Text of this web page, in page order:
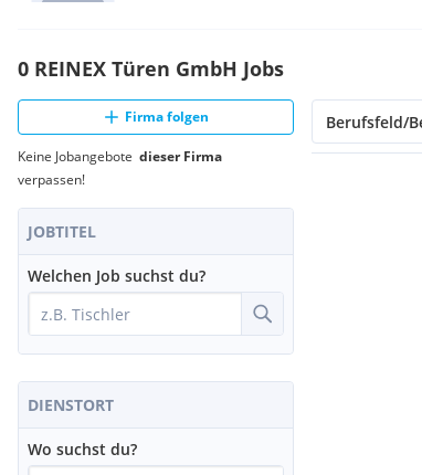
0 REINEX Türen GmbH Jobs
Firma folgen
Keine Jobangebote dieser Firma
verpassen!
JOBTITEL
Welchen Job suchst du?
DIENSTORT
Wo suchst du?
Berufsfeld/